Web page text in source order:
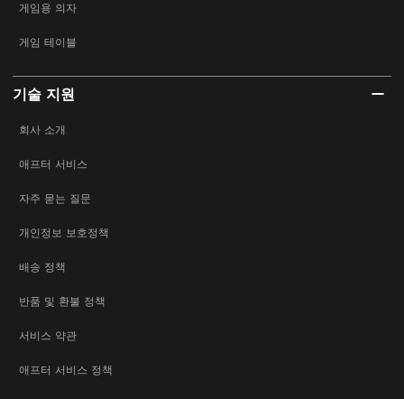
게임용 의자
게임 테이블
기술 지원
회사 소개
애프터 서비스
자주 묻는 질문
개인정보 보호정책
배송 정책
반품 및 환불 정책
서비스 약관
애프터 서비스 정책